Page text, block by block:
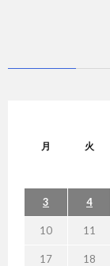
月 火
3 4
10 11
17 18